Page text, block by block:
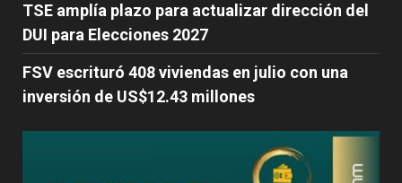
TSE amplía plazo para actualizar dirección del
DUI para Elecciones 2027
FSV escrituró 408 viviendas en julio con una
inversión de US$12.43 millones